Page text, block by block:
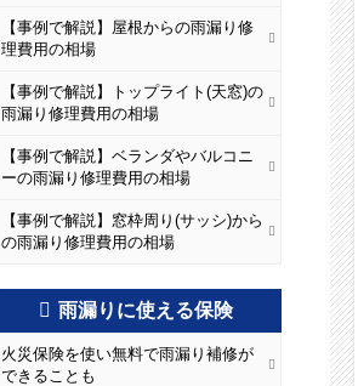
【事例で解説】屋根からの雨漏り修
理費用の相場
【事例で解説】トップライト(天窓)の
雨漏り修理費用の相場
【事例で解説】ベランダやバルコニ
ーの雨漏り修理費用の相場
【事例で解説】窓枠周り(サッシ)から
の雨漏り修理費用の相場
雨漏りに使える保険
火災保険を使い無料で雨漏り補修が
できることも